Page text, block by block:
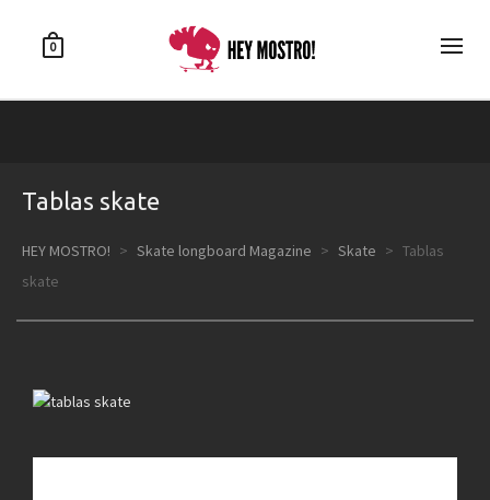
0
Tablas skate
HEY MOSTRO! > Skate longboard Magazine > Skate > Tablas
skate